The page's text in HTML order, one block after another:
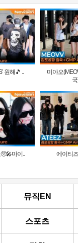
원해🎵 ..
미야오
마이.. 에이티
뮤직EN
스포츠